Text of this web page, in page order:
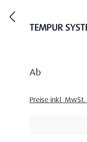
TEMPUR
Regulärer
Ab
Preise inkl.